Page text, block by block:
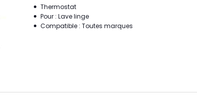
Thermostat
Pour : Lave linge
Compatible : Toutes marques